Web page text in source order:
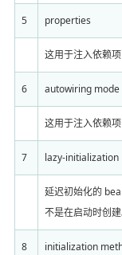
5 properties
这用于注入依赖项
6 autowiring mode
这用于注入依赖项
7 lazy-initialization
延迟初始化的
不是在启动时创建
8 initialization